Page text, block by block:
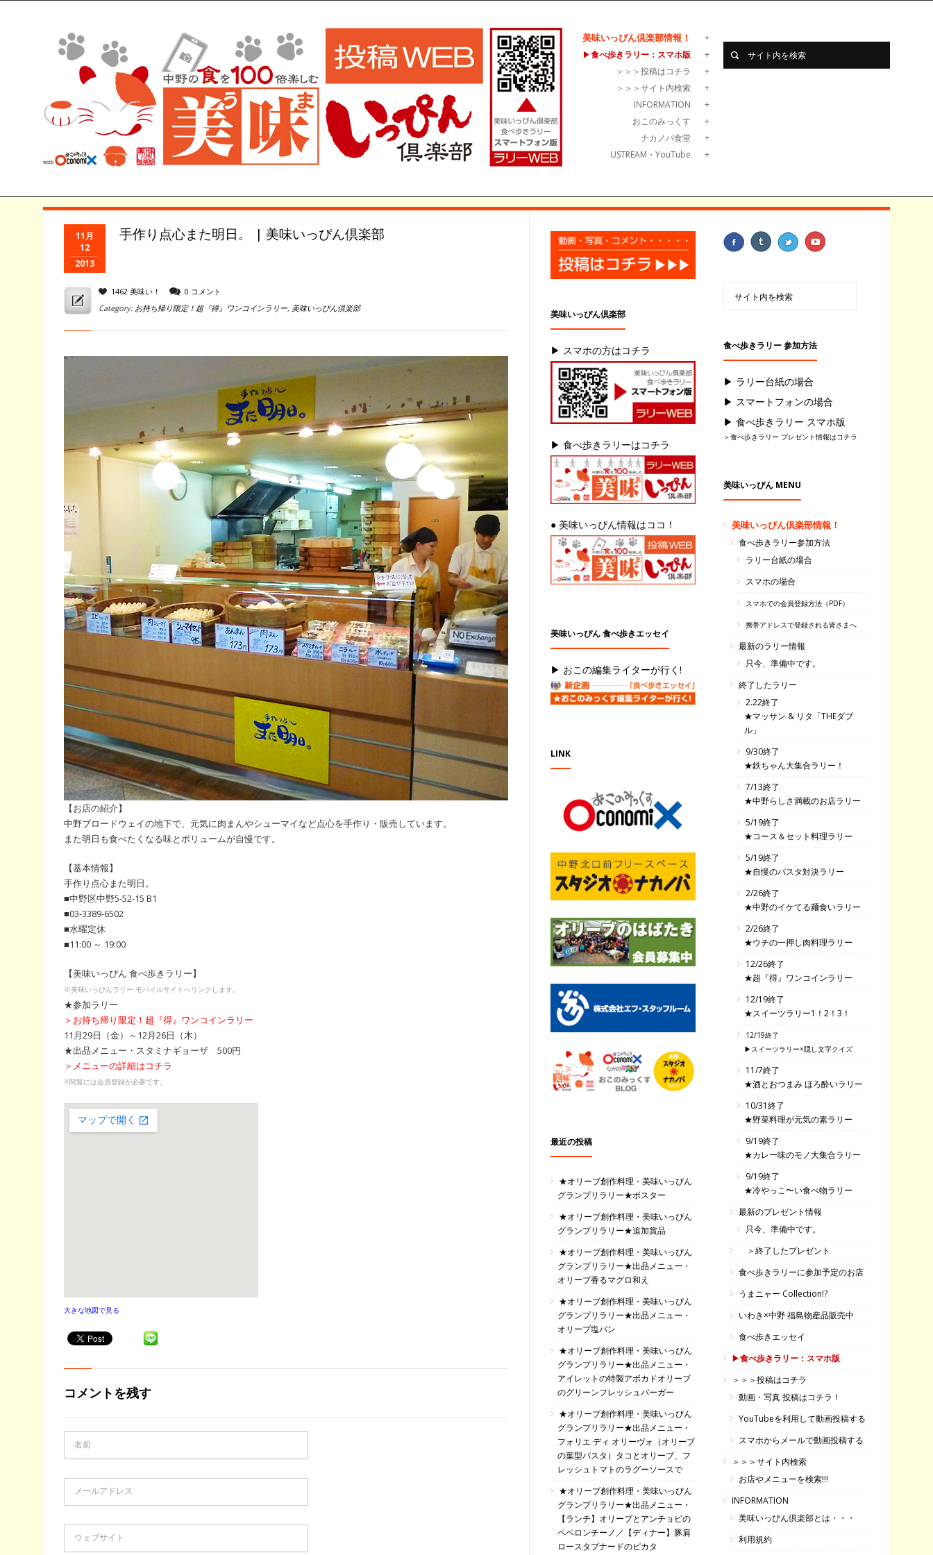
美味いっぴん倶楽部情報！
▶食べ歩きラリー：スマホ版
＞＞＞投稿はコチラ
＞＞＞サイト内検索
INFORMATION
おこのみっくす
ナカノバ食堂
USTREAM・YouTube
11月
12
2013
手作り点心また明日。 | 美味いっぴん倶楽部
1462 美味い！
0 コメント
Category: お持ち帰り限定！超『得』ワンコインラリー, 美味いっぴん倶楽部
【お店の紹介】
中野ブロードウェイの地下で、元気に肉まんやシューマイなど点心を手作り・販売しています。
また明日も食べたくなる味とボリュームが自慢です。
【基本情報】
手作り点心また明日。
■中野区中野5-52-15 B1
■03-3389-6502
■水曜定休
■11:00 ～ 19:00
【美味いっぴん 食べ歩きラリー】
※美味いっぴんラリー モバイルサイトへリンクします。
★参加ラリー
＞お持ち帰り限定！超『得』ワンコインラリー
11月29日（金）～12月26日（木）
★出品メニュー・スタミナギョーザ 500円
＞メニューの詳細はコチラ
※閲覧には会員登録が必要です。
大きな地図で見る
コメントを残す
名前
メールアドレス
ウェブサイト
美味いっぴん倶楽部
▶ スマホの方はコチラ
▶ 食べ歩きラリーはコチラ
● 美味いっぴん情報はココ！
食べ歩きラリー 参加方法
▶ ラリー台紙の場合
▶ スマートフォンの場合
▶ 食べ歩きラリー スマホ版
＞食べ歩きラリー プレゼント情報はコチラ
美味いっぴん MENU
美味いっぴん倶楽部情報！
食べ歩きラリー参加方法
ラリー台紙の場合
スマホの場合
スマホでの会員登録方法（PDF）
携帯アドレスで登録される皆さまへ
最新のラリー情報
只今、準備中です。
終了したラリー
2.22終了
★マッサン & リタ「THEダブ
ル」
9/30終了
★鉄ちゃん大集合ラリー！
7/13終了
★中野らしさ満載のお店ラリー
5/19終了
★コース＆セット料理ラリー
5/19終了
★自慢のパスタ対決ラリー
2/26終了
★中野のイケてる麺食いラリー
2/26終了
★ウチの一押し肉料理ラリー
12/26終了
★超『得』ワンコインラリー
12/19終了
★スイーツラリー1！2！3！
12/19終了
▶スイーツラリー×隠し文字クイズ
11/7終了
★酒とおつまみ ほろ酔いラリー
10/31終了
★野菜料理が元気の素ラリー
9/19終了
★カレー味のモノ大集合ラリー
9/19終了
★冷やっこ〜い食べ物ラリー
最新のプレゼント情報
只今、準備中です。
＞終了したプレゼント
食べ歩きラリーに参加予定のお店
うまニャー Collection!?
いわき×中野 福島物産品販売中
食べ歩きエッセイ
▶食べ歩きラリー：スマホ版
＞＞＞投稿はコチラ
動画・写真 投稿はコチラ！
YouTubeを利用して動画投稿する
スマホからメールで動画投稿する
＞＞＞サイト内検索
お店やメニューを検索!!!
INFORMATION
美味いっぴん倶楽部とは・・・
利用規約
美味いっぴん 食べ歩きエッセイ
▶ おこの編集ライターが行く!
LINK
最近の投稿
★オリーブ創作料理・美味いっぴん
グランプリラリー★ポスター
★オリーブ創作料理・美味いっぴん
グランプリラリー★追加賞品
★オリーブ創作料理・美味いっぴん
グランプリラリー★出品メニュー・
オリーブ香るマグロ和え
★オリーブ創作料理・美味いっぴん
グランプリラリー★出品メニュー・
オリーブ塩パン
★オリーブ創作料理・美味いっぴん
グランプリラリー★出品メニュー・
アイレットの特製アボカドオリーブ
のグリーンフレッシュバーガー
★オリーブ創作料理・美味いっぴん
グランプリラリー★出品メニュー・
フォリエ ディ オリーヴォ（オリーブ
の葉型パスタ）タコとオリーブ、フ
レッシュトマトのラグーソースで
★オリーブ創作料理・美味いっぴん
グランプリラリー★出品メニュー・
【ランチ】オリーブとアンチョビの
ペペロンチーノ／【ディナー】豚肩
ロースタプナードのピカタ